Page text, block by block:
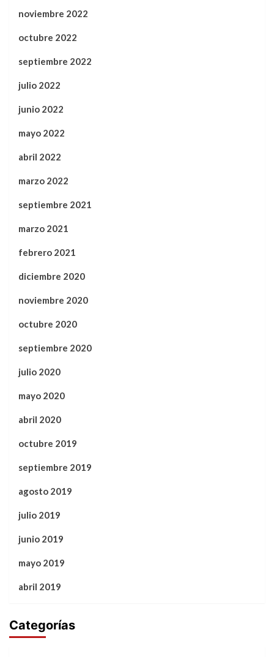
noviembre 2022
octubre 2022
septiembre 2022
julio 2022
junio 2022
mayo 2022
abril 2022
marzo 2022
septiembre 2021
marzo 2021
febrero 2021
diciembre 2020
noviembre 2020
octubre 2020
septiembre 2020
julio 2020
mayo 2020
abril 2020
octubre 2019
septiembre 2019
agosto 2019
julio 2019
junio 2019
mayo 2019
abril 2019
Categorías